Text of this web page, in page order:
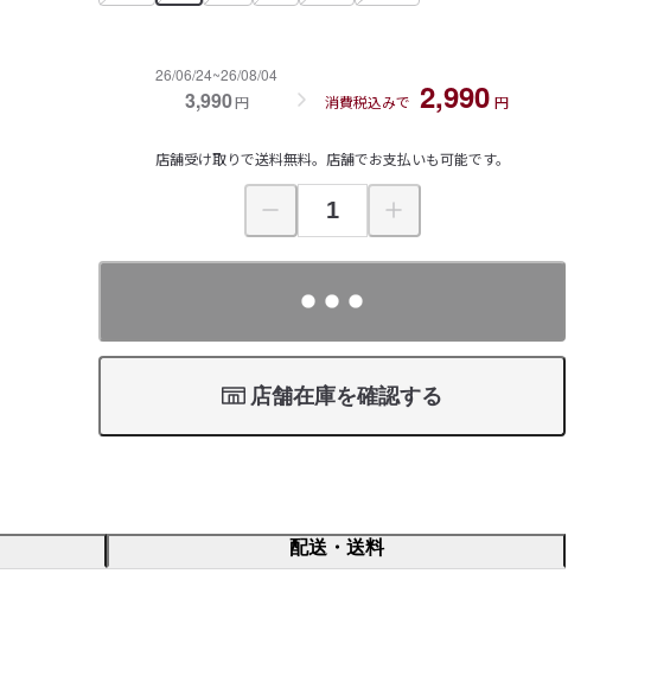
26/06/24~26/08/04
3,990円 消費税込みで 2,990 円
店舗受け取りで送料無料。店舗でお支払いも可能です。
店舗在庫を確認する
配送・送料